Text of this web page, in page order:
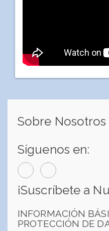
Sobre Nosotros
Síguenos en:
¡Suscríbete a
INFORMACIÓN
PROTECCIÓN DE